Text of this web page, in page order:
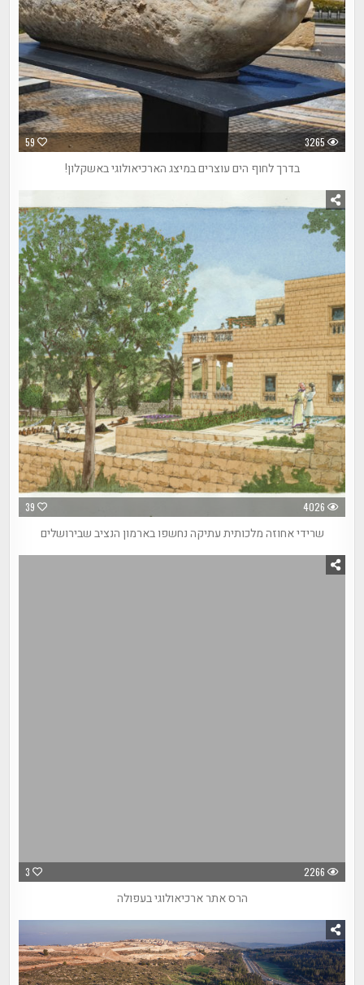
59 3265
בדרך לחוף הים עוצרים במיצג הארכיאולוגי באשקלון!
39 4026
שרידי אחוזה מלכותית עתיקה נחשפו בארמון הנציב שבירושלים
3 2266
הרס אתר ארכיאולוגי בעפולה